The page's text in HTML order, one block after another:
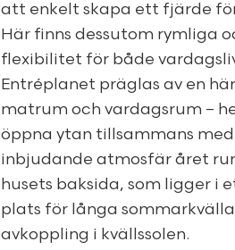
att enkelt skapa ett fjärde
Här finns dessutom rymliga
flexibilitet för både
Entréplanet präglas av en
matrum och vardagsrum –
öppna ytan tillsammans
inbjudande atmosfär året
husets baksida, som ligger i
plats för långa
avkoppling i kvällssolen.